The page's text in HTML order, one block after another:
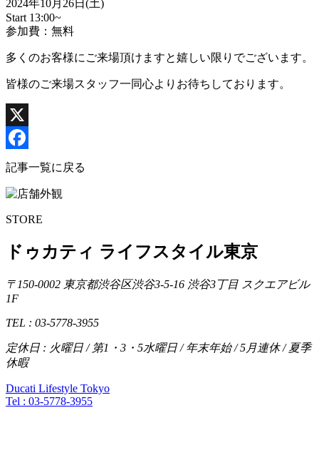
2024年10月26日(土)
Start 13:00~
参加費：無料
多くのお客様にご来場頂けますと嬉しい限りでございます。
皆様のご来場スタッフ一同心よりお待ちしております。
X
Facebook
記事一覧に戻る
STORE
ドゥカティ ライフスタイル東京
〒150-0002 東京都渋谷区渋谷3-5-16 渋谷3丁目 スクエアビル
1F
TEL : 03-5778-3955
定休日 : 火曜日 / 第1・3・5水曜日 / 年末年始 / 5月連休 / 夏季
休暇
Ducati Lifestyle Tokyo
Tel : 03-5778-3955